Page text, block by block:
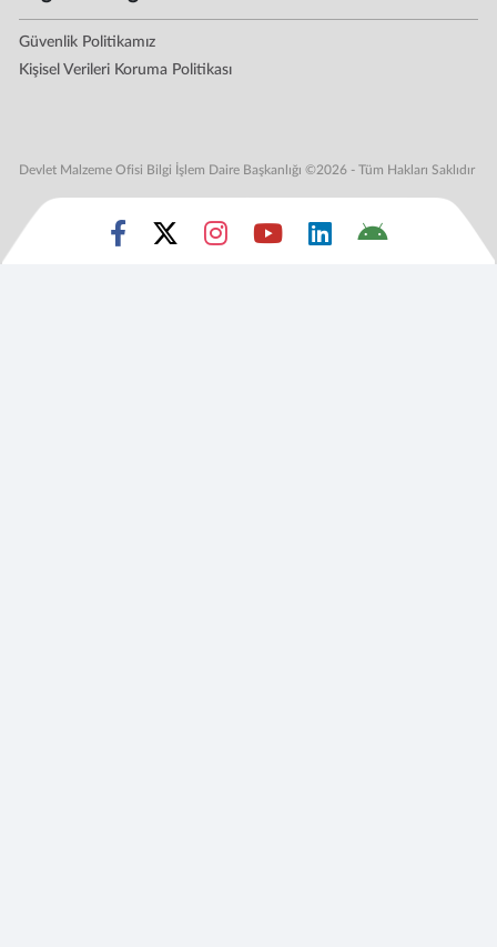
Güvenlik Politikamız
Kişisel Verileri Koruma Politikası
Devlet Malzeme Ofisi Bilgi İşlem Daire Başkanlığı ©2026 - Tüm Hakları Saklıdır